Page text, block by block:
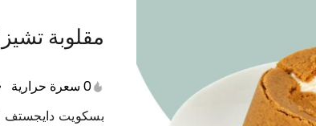
متنوعة حلى دايت منتجات صحية
مقلوبة
0 سعرة حرارية
بسكويت دايجستف